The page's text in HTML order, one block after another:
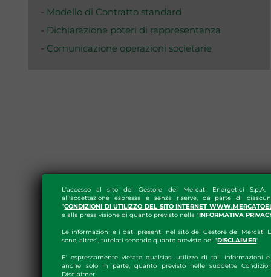
L'accesso al sito del Gestore dei Mercati Energetici S.p.A.
all'accettazione espressa e senza riserve, da parte di
"CONDIZIONI DI UTILIZZO DEL SITO INTERNET
e alla presa visione di quanto previsto nella "INFORMATIVA
Le informazioni e i dati presenti nel sito del Gestore dei Mercati
sono, altresì, tutelati secondo quanto previsto nel "DISCLAIMER"
E' espressamente vietato qualsiasi utilizzo di tali informazioni
anche solo in parte, quanto previsto nelle suddette
Disclaimer
- Modello di Contratto standard
- Dichiarazione poteri di rappresentanza
- Comunicazione operazioni societarie